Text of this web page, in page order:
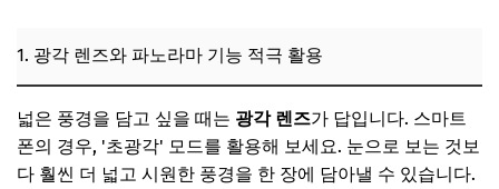
1. 광각 렌즈와 파노라마 기능 적극 활용
넓은 풍경을 담고 싶을 때는 광각 렌즈가 답입니다. 스마트
폰의 경우, '초광각' 모드를 활용해 보세요. 눈으로 보는 것보
다 훨씬 더 넓고 시원한 풍경을 한 장에 담아낼 수 있습니다.